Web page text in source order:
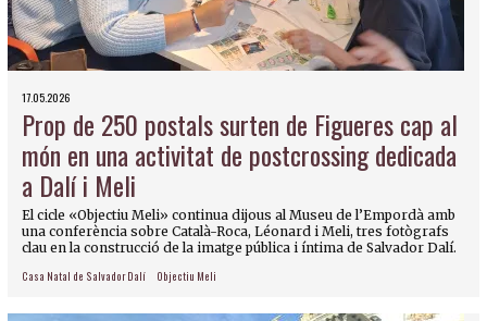
17.05.2026
Prop de 250 postals surten de Figueres cap al
món en una activitat de postcrossing dedicada
a Dalí i Meli
El cicle «Objectiu Meli» continua dijous al Museu de l’Empordà amb
una conferència sobre Català-Roca, Léonard i Meli, tres fotògrafs
clau en la construcció de la imatge pública i íntima de Salvador Dalí.
Casa Natal de Salvador Dalí Objectiu Meli